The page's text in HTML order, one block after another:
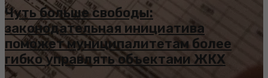
Чуть больше свободы:
законодательная инициатива
поможет муниципалитетам более
гибко управлять объектами ЖКХ